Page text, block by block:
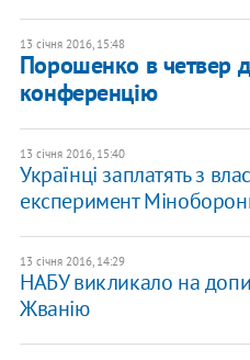
13 січня 2016, 15:48
Порошенко в четвер
конференцію
13 січня 2016, 15:40
Українці заплатять з
експеримент
13 січня 2016, 14:29
НАБУ викликало на
Жванію